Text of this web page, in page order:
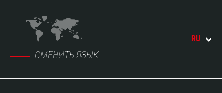
СМЕНИТЬ ЯЗЫК
RU